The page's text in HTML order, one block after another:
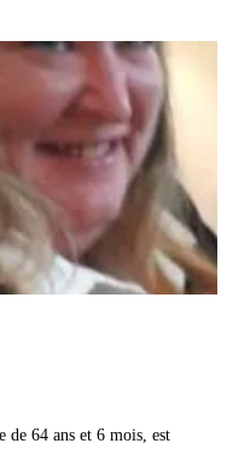
64 ans et 6 mois, est